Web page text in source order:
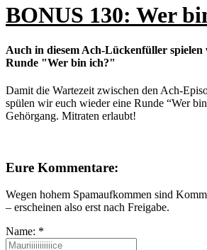
BONUS 130: Wer
Auch in diesem Ach-Lückenfüller spielen
Runde "Wer bin ich?"
Damit die Wartezeit zwischen den Ach-
spülen wir euch wieder eine Runde “Wer
Gehörgang. Mitraten erlaubt!
Eure Kommentare:
Wegen hohem Spamaufkommen sind
– erscheinen also erst nach Freigabe.
Name: *